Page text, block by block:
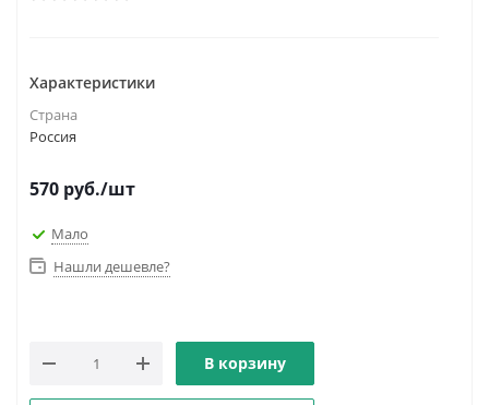
Характеристики
Страна
Россия
570 руб./шт
Мало
Нашли дешевле?
В корзину